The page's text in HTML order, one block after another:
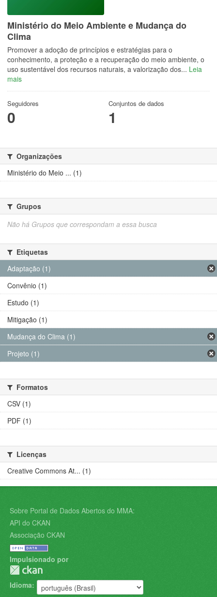
Ministério do Meio Ambiente e Mudança do
Clima
Promover a adoção de princípios e estratégias para o
conhecimento, a proteção e a recuperação do meio ambiente, o
uso sustentável dos recursos naturais, a valorização dos... Leia
mais
Seguidores
0
Conjuntos de dados
1
Organizações
Ministério do Meio ... (1)
Grupos
Não há Grupos que correspondam a essa busca
Etiquetas
Adaptação (1)
Convênio (1)
Estudo (1)
Mitigação (1)
Mudança do Clima (1)
Projeto (1)
Formatos
CSV (1)
PDF (1)
Licenças
Creative Commons At... (1)
Sobre Portal de Dados Abertos do MMA:
API do CKAN
Associação CKAN
Impulsionado por
Idioma